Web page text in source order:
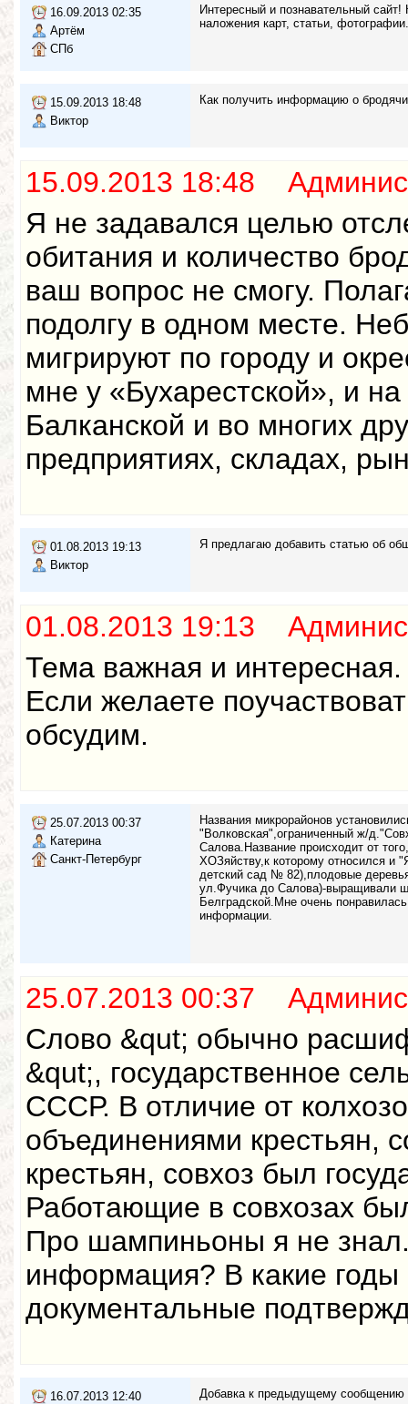
16.09.2013 02:35
Артём
СПб
Интересный и познавательный
наложения карт, статьи,
15.09.2013 18:48
Виктор
Как получить информацию о
15.09.2013 18:48
Я не задавался целью
обитания и количество
ваш вопрос не смогу.
подолгу в одном месте.
мигрируют по городу и
мне у «Бухарестской», и
Балканской и во многих
предприятиях, складах,
01.08.2013 19:13
Виктор
Я предлагаю добавить статью об
01.08.2013 19:13
Тема важная и
Если желаете
обсудим.
25.07.2013 00:37
Катерина
Санкт-Петербург
Названия микрорайонов
"Волковская",ограниченный ж/
Салова.Название происходит от
ХОЗяйству,к которому относился и
детский сад № 82),плодовые
ул.Фучика до Салова)-выращивали
Белградской.Мне очень
информации.
25.07.2013 00:37
Слово &qut; обычно
&qut;, государственное
СССР. В отличие от
объединениями крестьян,
крестьян, совхоз был
Работающие в совхозах
Про шампиньоны я не
информация? В какие
документальные
16.07.2013 12:40
Добавка к предыдущему сообщению